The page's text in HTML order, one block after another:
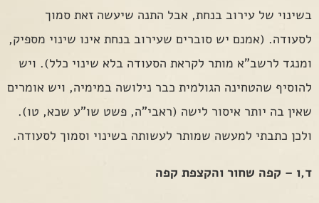
בשינוי של עירוב בנחת, אבל התנה שיעשה זאת סמוך
לסעודה. (אמנם יש סוברים שעירוב בנחת אינו שינוי מספיק,
ומנגד לרשב"א מותר לקראת הסעודה בלא שינוי כלל). ויש
להוסיף שהטחינה הגולמית כבר נילושה במימיה, ויש אומרים
שאין בה יותר איסור לישה (ראבי"ה, פשט שו"ע שכא, טו).
ולכן כתבתי למעשה שמותר לעשותה בשינוי וסמוך לסעודה.
ד,ו – קפה שחור והקצפת קפה